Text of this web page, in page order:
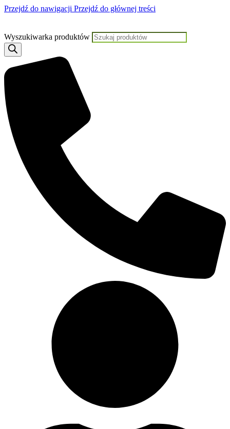
Przejdź do nawigacji Przejdź do głównej treści
Wyszukiwarka produktów